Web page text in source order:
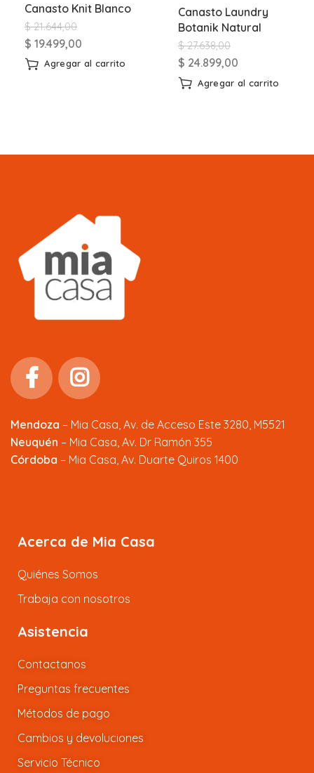
Canasto Knit Blanco
$21.644,00
$ 19.499,00
Agregar al carrito
Canasto Laundry
Botanik Natural
$27.638,00
$ 24.899,00
Agregar al carrito
Mendoza – Mia Casa, Av. de Acceso Este 3280, M5521
Neuquén – Mia Casa, Av. Dr Ramón 355
Córdoba – Mia Casa, Av. Duarte Quiros 1400
Acerca de Mia Casa
Quiénes Somos
Trabaja con nosotros
Asistencia
Contactanos
Preguntas frecuentes
Métodos de pago
Cambios y devoluciones
Servicio Técnico